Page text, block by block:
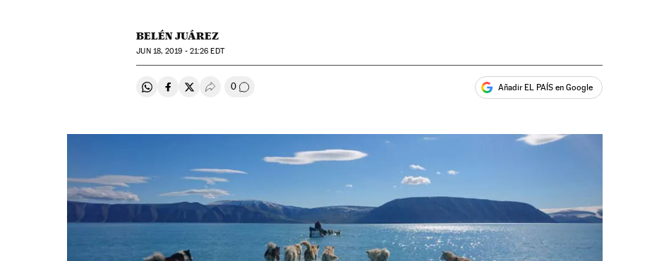
BELÉN JUÁREZ
JUN18, 2019 - 21:26 EDT
Compartir en Whatsapp
Compartir en Facebook
Compartir en Twitter
Desplegar Redes Sociales
0 Comentários Añadir EL PAÍS en Google